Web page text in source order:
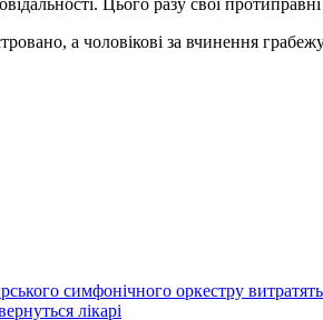
а чоловікові за вчинення
симфонічного оркестру
лікарі